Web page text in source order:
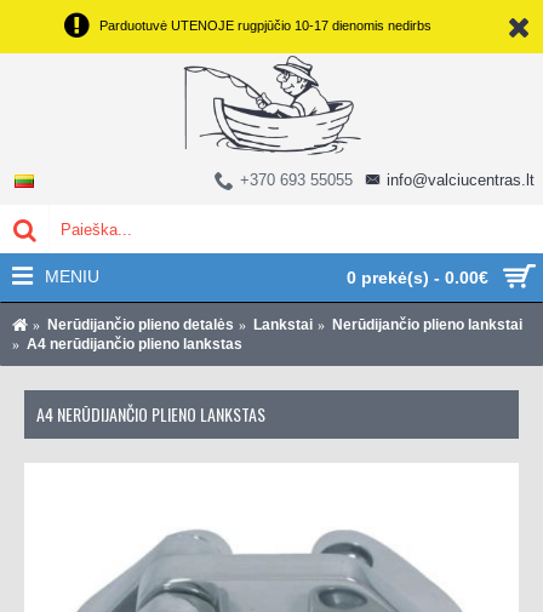
Parduotuvė UTENOJE rugpjūčio 10-17 dienomis nedirbs
0 prekė(s) - 0.00€
+370 693 55055 info@valciucentras.lt
MENIU
Nerūdijančio plieno detalės Lankstai
Nerūdijančio plieno lankstai
A4 nerūdijančio plieno lankstas
A4 NERŪDIJANČIO PLIENO LANKSTAS